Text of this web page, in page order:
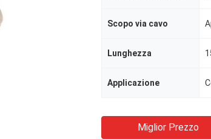
Scopo via cavo
Lunghezza
Applicazione
Miglior Prezzo